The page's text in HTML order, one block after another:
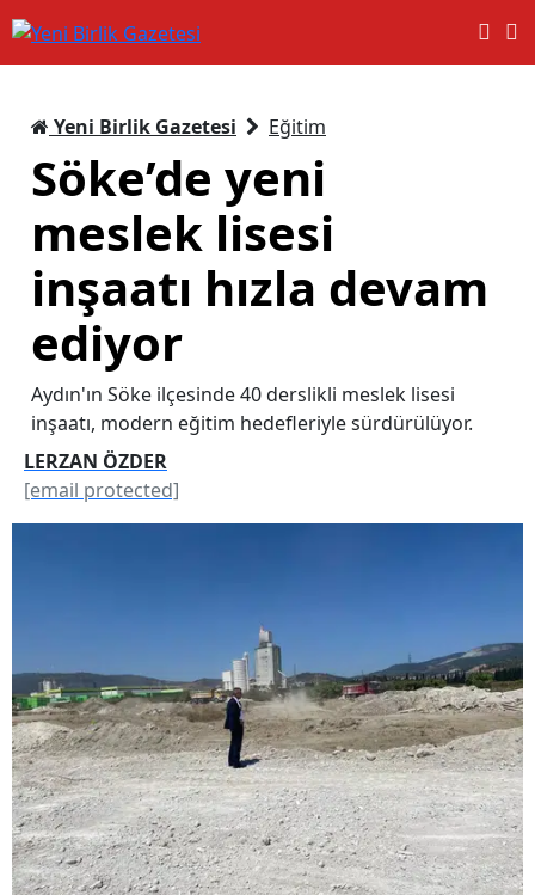
Yeni Birlik Gazetesi Eğitim
Söke’de yeni
meslek lisesi
inşaatı hızla devam
ediyor
Aydın'ın Söke ilçesinde 40 derslikli meslek lisesi
inşaatı, modern eğitim hedefleriyle sürdürülüyor.
LERZAN ÖZDER
[email protected]